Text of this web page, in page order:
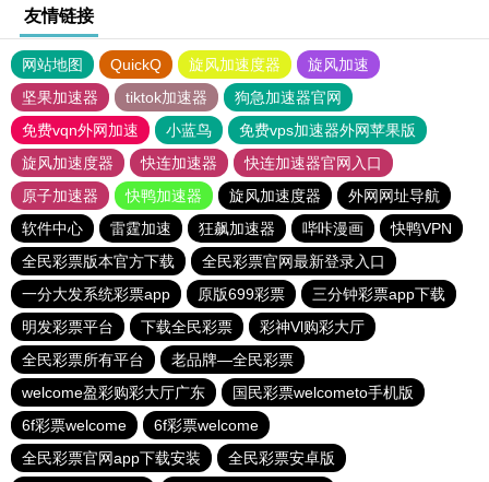
友情链接
网站地图 QuickQ 旋风加速度器
旋风加速
坚果加速器
tiktok加速器
狗急加速器官网
免费vqn外网加速
小蓝鸟
免费vps加速器外网苹果版
旋风加速度器
快连加速器
快连加速器官网入口
原子加速器
快鸭加速器 旋风加速度器
外网网址导航
软件中心
雷霆加速 狂飙加速器 哔咔漫画
快鸭VPN
全民彩票版本官方下载
全民彩票官网最新登录入口
一分大发系统彩票app
原版699彩票
三分钟彩票app下载
明发彩票平台
下载全民彩票
彩神Vl购彩大厅
全民彩票所有平台
老品牌—全民彩票
welcome盈彩购彩大厅广东
国民彩票welcometo手机版
6f彩票welcome
6f彩票welcome
全民彩票官网app下载安装
全民彩票安卓版